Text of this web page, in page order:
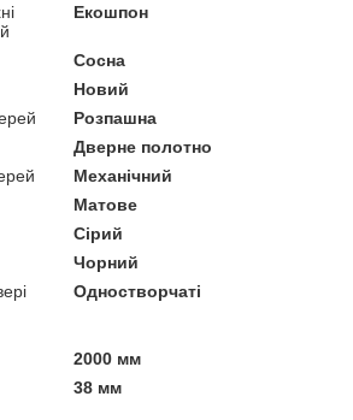
Екошпон
Сосна
Новий
Розпашна
Дверне полотно
Механічний
Матове
Сірий
Чорний
Одностворчаті
2000 мм
38 мм